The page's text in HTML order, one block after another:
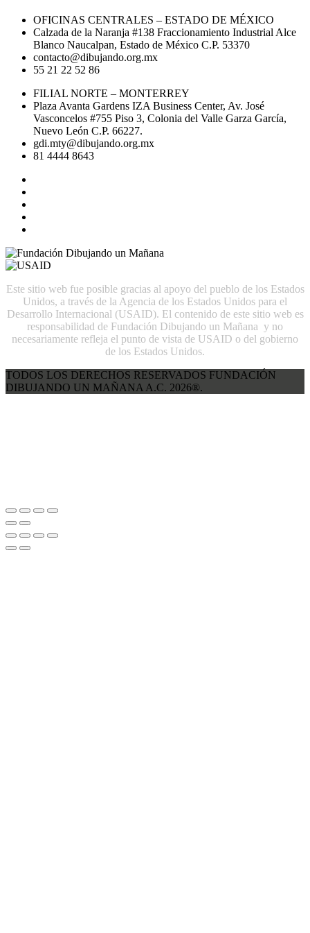
OFICINAS CENTRALES – ESTADO DE MÉXICO
Calzada de la Naranja #138 Fraccionamiento Industrial Alce
Blanco Naucalpan, Estado de México C.P. 53370
contacto@dibujando.org.mx
55 21 22 52 86
FILIAL NORTE – MONTERREY
Plaza Avanta Gardens IZA Business Center, Av. José
Vasconcelos #755 Piso 3, Colonia del Valle Garza García,
Nuevo León C.P. 66227.
gdi.mty@dibujando.org.mx
81 4444 8643
Este sitio web fue posible gracias al apoyo del pueblo de los Estados
Unidos, a través de la Agencia de los Estados Unidos para el
Desarrollo Internacional (USAID). El contenido de este sitio web es
responsabilidad de Fundación Dibujando un Mañana y no
necesariamente refleja el punto de vista de USAID o del gobierno
de los Estados Unidos.
TODOS LOS DERECHOS RESERVADOS FUNDACIÓN
DIBUJANDO UN MAÑANA A.C. 2026®.